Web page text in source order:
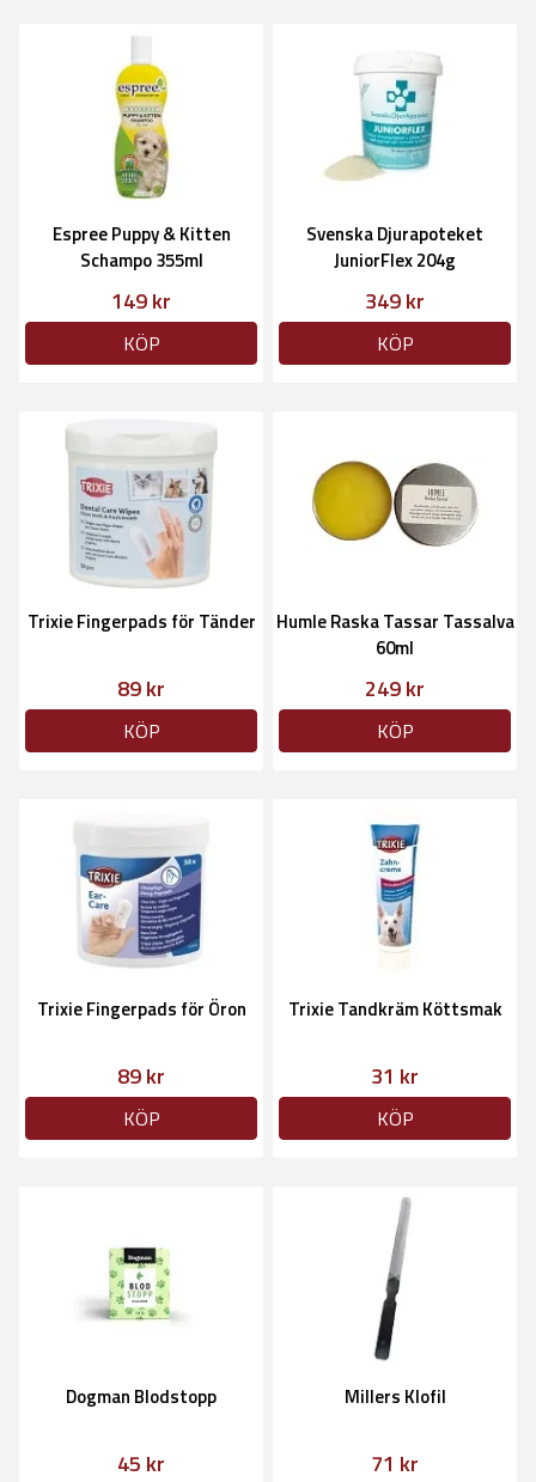
Espree Puppy & Kitten
Schampo 355ml
149 kr
KÖP
Svenska Djurapoteket
JuniorFlex 204g
349 kr
KÖP
Trixie Fingerpads för Tänder
89 kr
KÖP
Humle Raska Tassar Tassalva
60ml
249 kr
KÖP
Trixie Fingerpads för Öron
89 kr
KÖP
Trixie Tandkräm Köttsmak
31 kr
KÖP
Dogman Blodstopp
45 kr
Millers Klofil
71 kr